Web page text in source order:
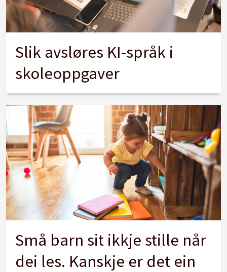
Slik avsløres KI-språk i
skoleoppgaver
Små barn sit ikkje stille når
dei les. Kanskje er det ein